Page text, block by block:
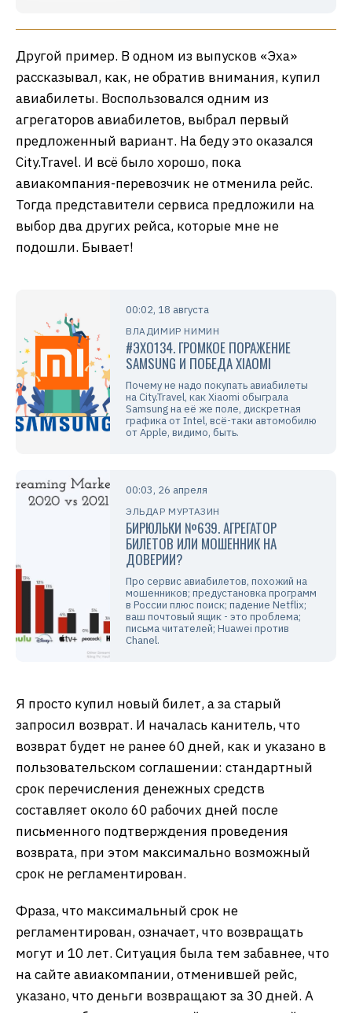
Другой пример. В одном из выпусков «Эха»
рассказывал, как, не обратив внимания, купил
авиабилеты. Воспользовался одним из
агрегаторов авиабилетов, выбрал первый
предложенный вариант. На беду это оказался
City.Travel. И всё было хорошо, пока
авиакомпания-перевозчик не отменила рейс.
Тогда представители сервиса предложили на
выбор два других рейса, которые мне не
подошли. Бывает!
00:02, 18 августа
ВЛАДИМИР НИМИН
#ЭХО134. ГРОМКОЕ ПОРАЖЕНИЕ
SAMSUNG И ПОБЕДА XIAOMI
Почему не надо покупать авиабилеты
на City.Travel, как Xiaomi обыграла
Samsung на её же поле, дискретная
графика от Intel, всё-таки автомобилю
от Apple, видимо, быть.
00:03, 26 апреля
ЭЛЬДАР МУРТАЗИН
БИРЮЛЬКИ №639. АГРЕГАТОР
БИЛЕТОВ ИЛИ МОШЕННИК НА
ДОВЕРИИ?
Про сервис авиабилетов, похожий на
мошенников; предустановка программ
в России плюс поиск; падение Netflix;
ваш почтовый ящик - это проблема;
письма читателей; Huawei против
Chanel.
Я просто купил новый билет, а за старый
запросил возврат. И началась канитель, что
возврат будет не ранее 60 дней, как и указано в
пользовательском соглашении: стандартный
срок перечисления денежных средств
составляет около 60 рабочих дней после
письменного подтверждения проведения
возврата, при этом максимально возможный
срок не регламентирован.
Фраза, что максимальный срок не
регламентирован, означает, что возвращать
могут и 10 лет. Ситуация была тем забавнее, что
на сайте авиакомпании, отменившей рейс,
указано, что деньги возвращают за 30 дней. А